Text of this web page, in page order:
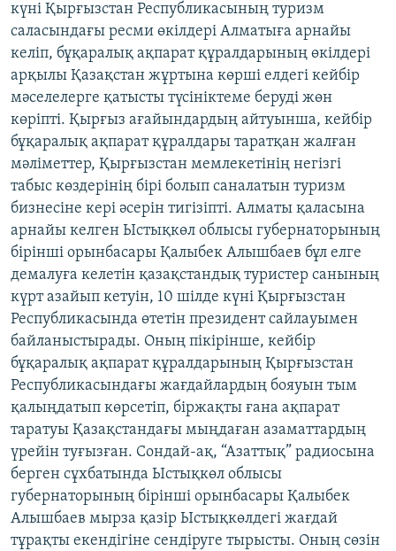
күні Қырғызстан Республикасының туризм
саласындағы ресми өкілдері Алматыға арнайы
келіп, бұқаралық ақпарат құралдарының өкілдері
арқылы Қазақстан жұртына көрші елдегі кейбір
мәселелерге қатысты түсініктеме беруді жөн
көріпті. Қырғыз ағайындардың айтуынша, кейбір
бұқаралық ақпарат құралдары таратқан жалған
мәліметтер, Қырғызстан мемлекетінің негізгі
табыс көздерінің бірі болып саналатын туризм
бизнесіне кері әсерін тигізіпті. Алматы қаласына
арнайы келген Ыстықкөл облысы губернаторының
бірінші орынбасары Қалыбек Алышбаев бұл елге
демалуға келетін қазақстандық туристер санының
күрт азайып кетуін, 10 шілде күні Қырғызстан
Республикасында өтетін президент сайлауымен
байланыстырады. Оның пікірінше, кейбір
бұқаралық ақпарат құралдарының Қырғызстан
Республикасындағы жағдайлардың бояуын тым
қалыңдатып көрсетіп, біржақты ғана ақпарат
таратуы Қазақстандағы мыңдаған азаматтардың
үрейін туғызған. Сондай-ақ, “Азаттық” радиосына
берген сұхбатында Ыстықкөл облысы
губернаторының бірінші орынбасары Қалыбек
Алышбаев мырза қазір Ыстықкөлдегі жағдай
тұрақты екендігіне сендіруге тырысты. Оның сөзін